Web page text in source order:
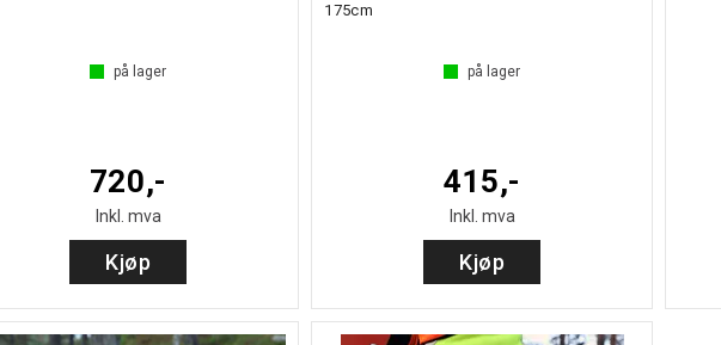
på lager
720,-
Inkl. mva
Kjøp
175cm
på lager
415,-
Inkl. mva
Kjøp